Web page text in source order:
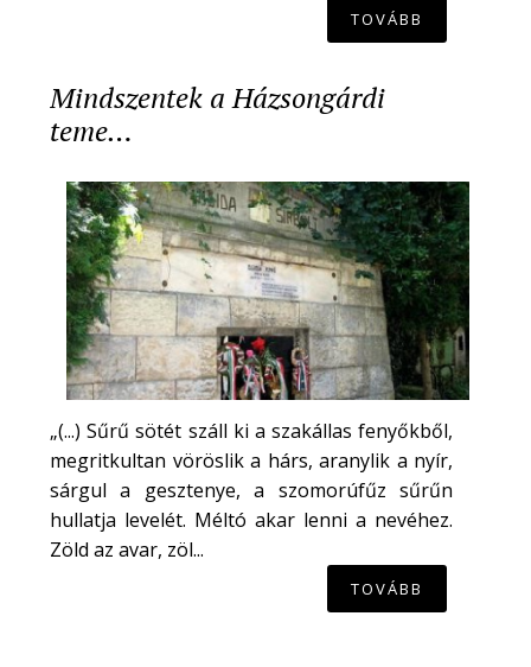
TOVÁBB
Mindszentek a Házsongárdi
teme…
„(...) Sűrű sötét száll ki a szakállas fenyőkből,
megritkultan vöröslik a hárs, aranylik a nyír,
sárgul a gesztenye, a szomorúfűz sűrűn
hullatja levelét. Méltó akar lenni a nevéhez.
Zöld az avar, zöl...
TOVÁBB